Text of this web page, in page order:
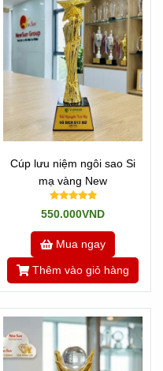
Cúp lưu niệm ngôi sao Si
mạ vàng New
550.000VND
Mua ngay
Thêm vào giỏ hàng